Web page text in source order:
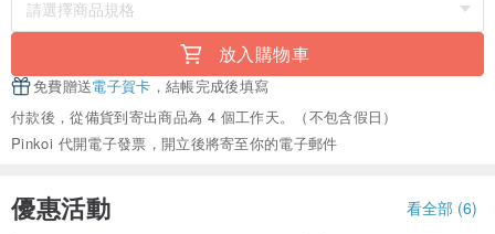
放入購物車
免費贈送電子賀卡 ，結帳完成後填寫
付款後，從備貨到寄出商品為 4 個工作天。（不包含假日）
Pinkoi 代開電子發票，開立後將寄至你的電子郵件
優惠活動 看全部 (6)